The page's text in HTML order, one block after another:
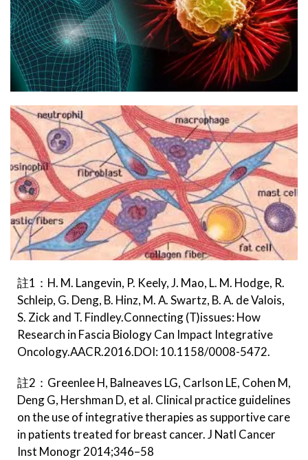
註1：H. M. Langevin, P. Keely, J. Mao, L. M. Hodge, R.
Schleip, G. Deng, B. Hinz, M. A. Swartz, B. A. de Valois,
S. Zick and T. Findley.Connecting (T)issues: How
Research in Fascia Biology Can Impact Integrative
Oncology.AACR.2016.DOI: 10.1158/0008-5472.
註2：Greenlee H, Balneaves LG, Carlson LE, Cohen M,
Deng G, Hershman D, et al. Clinical practice guidelines
on the use of integrative therapies as supportive care
in patients treated for breast cancer. J Natl Cancer
Inst Monogr 2014;346–58